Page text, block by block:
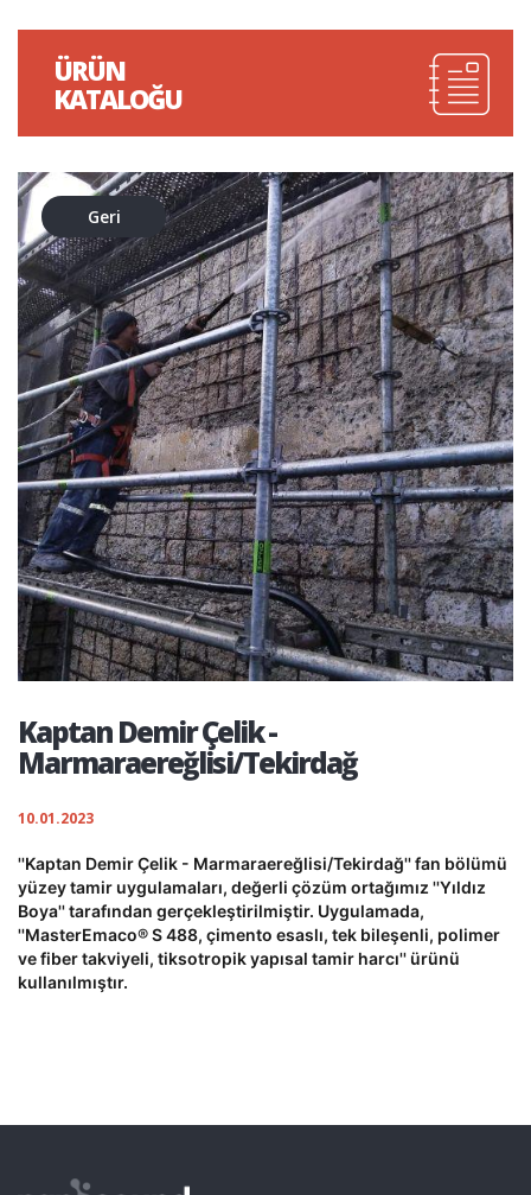
ÜRÜN
KATALOĞU
Geri
Kaptan Demir Çelik -
Marmaraereğlisi/Tekirdağ
10.01.2023
''Kaptan Demir Çelik - Marmaraereğlisi/Tekirdağ'' fan bölümü
yüzey tamir uygulamaları, değerli çözüm ortağımız ''Yıldız
Boya'' tarafından gerçekleştirilmiştir. Uygulamada,
''MasterEmaco® S 488, çimento esaslı, tek bileşenli, polimer
ve fiber takviyeli, tiksotropik yapısal tamir harcı'' ürünü
kullanılmıştır.